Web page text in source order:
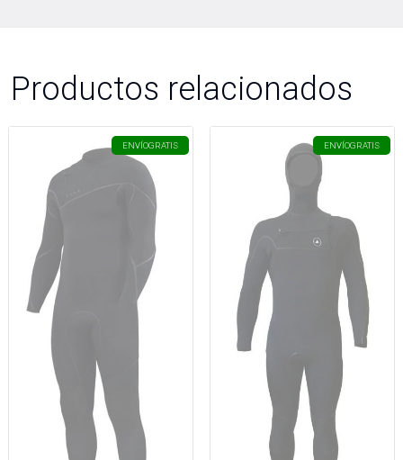
Productos relacionados
ENVÍOGRATIS ENVÍOGRATIS